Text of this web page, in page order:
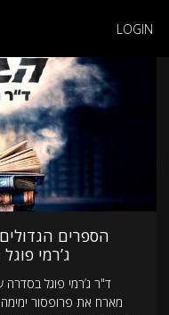
LOGIN
הספרים
ג’רמי
ד"ר ג’רמי פוגל
מארח את פרופסור